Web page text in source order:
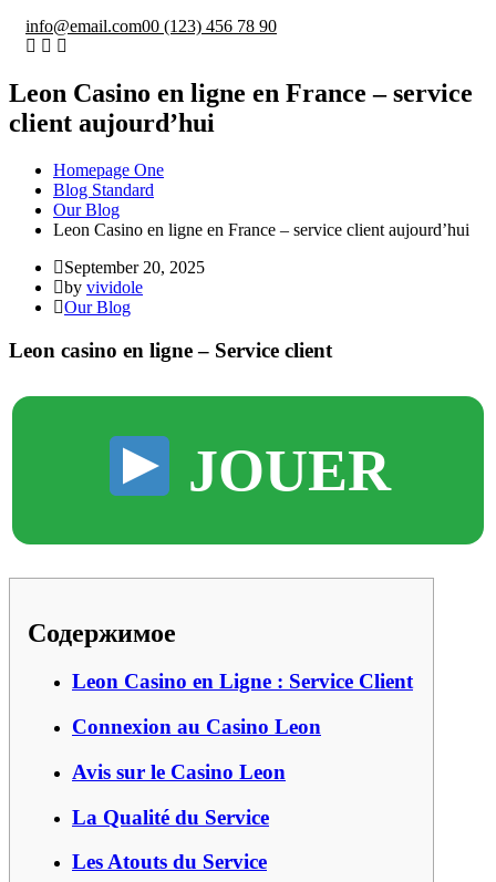
info@email.com00 (123) 456 78 90
Leon Casino en ligne en France – service
client aujourd’hui
Homepage One
Blog Standard
Our Blog
Leon Casino en ligne en France – service client aujourd’hui
September 20, 2025
by vividole
Our Blog
Leon casino en ligne – Service client
JOUER
Содержимое
Leon Casino en Ligne : Service Client
Connexion au Casino Leon
Avis sur le Casino Leon
La Qualité du Service
Les Atouts du Service